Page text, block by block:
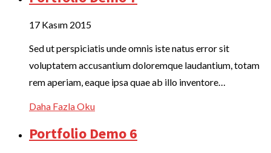
17 Kasım 2015
Sed ut perspiciatis unde omnis iste natus error sit
voluptatem accusantium doloremque laudantium, totam
rem aperiam, eaque ipsa quae ab illo inventore…
Daha Fazla Oku
Portfolio Demo 6